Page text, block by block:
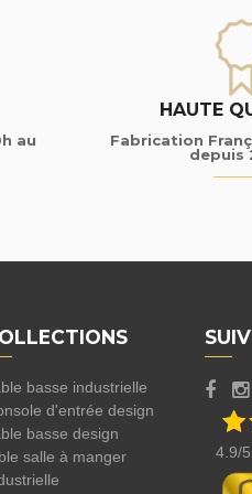
au
HAUTE
Fabrication
depuis
basse industrielle
d'entrée design
basse design
salle à manger
4.9/